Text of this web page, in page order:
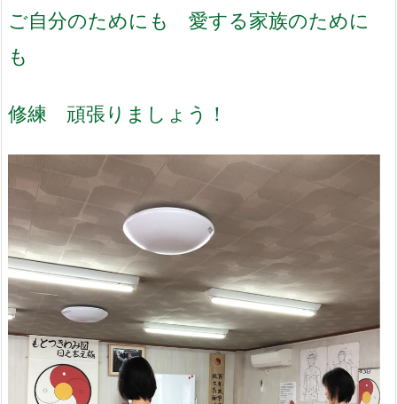
ご自分のためにも 愛する家族のために
も
修練 頑張りましょう！